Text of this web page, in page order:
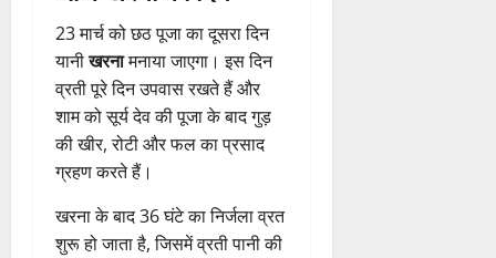
23 मार्च को छठ पूजा का दूसरा दिन
यानीखरनामनाया जाएगा। इस दिन
व्रती पूरे दिन उपवास रखते हैं और
शाम को सूर्य देव की पूजा के बाद गुड़
की खीर, रोटी और फल का प्रसाद
ग्रहण करते हैं।
खरना के बाद 36 घंटे का निर्जला व्रत
शुरू हो जाता है, जिसमें व्रती पानी की